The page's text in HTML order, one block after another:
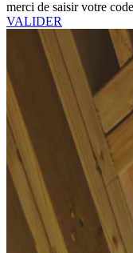
merci de saisir votre
VALIDER